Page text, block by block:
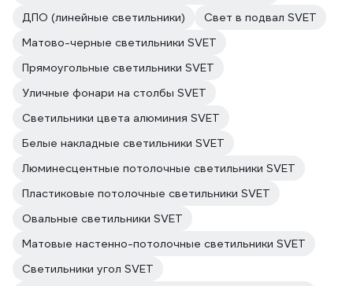
ДПО (линейные светильники)
Свет в подвал SVET
Матово-черные светильники SVET
Прямоугольные светильники SVET
Уличные фонари на столбы SVET
Светильники цвета алюминия SVET
Белые накладные светильники SVET
Люминесцентные потолочные светильники SVET
Пластиковые потолочные светильники SVET
Овальные светильники SVET
Матовые настенно-потолочные светильники SVET
Светильники угол SVET